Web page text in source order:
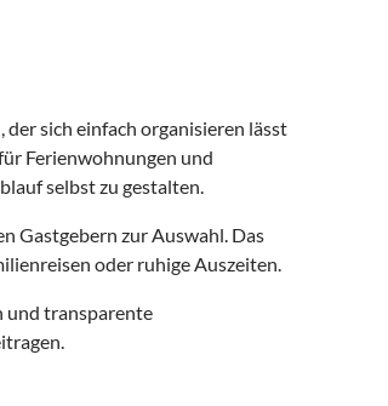
der sich einfach organisieren lässt
Ferienwohnungen und
selbst zu gestalten.
Gastgebern zur Auswahl. Das
oder ruhige Auszeiten.
und transparente